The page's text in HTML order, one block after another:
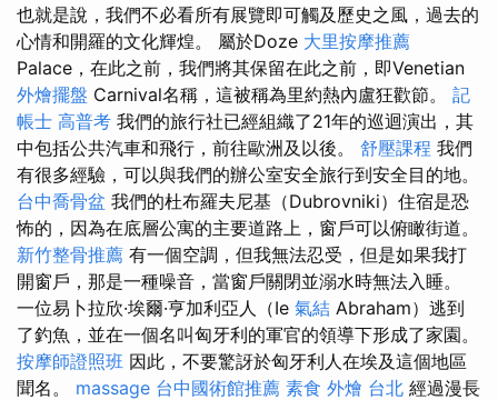
也就是說，我們不必看所有展覽即可觸及歷史之風，過去的
心情和開羅的文化輝煌。 屬於Doze 大里按摩推薦
Palace，在此之前，我們將其保留在此之前，即Venetian
外燴擺盤 Carnival名稱，這被稱為里約熱內盧狂歡節。 記
帳士 高普考 我們的旅行社已經組織了21年的巡迴演出，其
中包括公共汽車和飛行，前往歐洲及以後。 舒壓課程 我們
有很多經驗，可以與我們的辦公室安全旅行到安全目的地。
台中喬骨盆 我們的杜布羅夫尼基（Dubrovniki）住宿是恐
怖的，因為在底層公寓的主要道路上，窗戶可以俯瞰街道。
新竹整骨推薦 有一個空調，但我無法忍受，但是如果我打
開窗戶，那是一種噪音，當窗戶關閉並溺水時無法入睡。
一位易卜拉欣·埃爾·亨加利亞人（Ie 氣結 Abraham）逃到
了釣魚，並在一個名叫匈牙利的軍官的領導下形成了家園。
按摩師證照班 因此，不要驚訝於匈牙利人在埃及這個地區
聞名。 massage 台中國術館推薦 素食 外燴 台北 經過漫長